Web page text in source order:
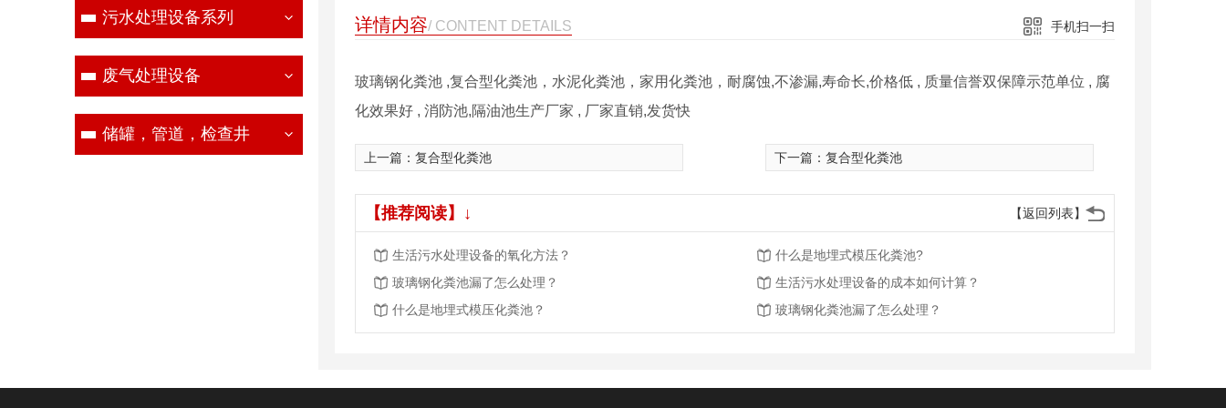
污水处理设备系列
废气处理设备
储罐，管道，检查井
详情内容/ CONTENT DETAILS 手机扫一扫
玻璃钢化粪池 ,复合型化粪池，水泥化粪池，家用化粪池，耐腐蚀,不渗漏,寿命长,价格低 , 质量信誉双保障示范单位 , 腐
化效果好 , 消防池,隔油池生产厂家 , 厂家直销,发货快
上一篇： 复合型化粪池 下一篇： 复合型化粪池
【返回列表】
【推荐阅读】↓
生活污水处理设备的氧化方法？
什么是地埋式模压化粪池?
玻璃钢化粪池漏了怎么处理？
生活污水处理设备的成本如何计算？
什么是地埋式模压化粪池？
玻璃钢化粪池漏了怎么处理？